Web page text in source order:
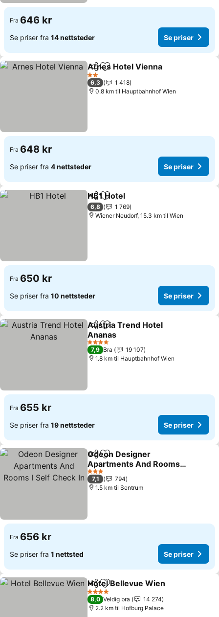
Fra 646 kr
Se priser fra 14 nettsteder Se priser
Del Legg til i favoritter
Arnes Hotel Vienna
2 Stjerner
6,3
1 418
0.8 km til Hauptbahnhof Wien
Fra 648 kr
Se priser fra 4 nettsteder Se priser
Del Legg til i favoritter
HB1 Hotel
6,8
1 769
Wiener Neudorf, 15.3 km til Wien
Fra 650 kr
Se priser fra 10 nettsteder Se priser
Del Legg til i favoritter
Austria Trend Hotel
Ananas
Se priser
4 Stjerner
7,9 Bra
19 107
1.8 km til Hauptbahnhof Wien
Fra 655 kr
Se priser fra 19 nettsteder Se priser
Del Legg til i favoritter
Odeon Designer
Apartments And Rooms I
Self Check In
Se priser
3 Stjerner
7,1
794
1.5 km til Sentrum
Fra 656 kr
Se priser fra 1 nettsted Se priser
Del Legg til i favoritter
Hotel Bellevue Wien
4 Stjerner
8,0 Veldig bra
14 274
2.2 km til Hofburg Palace